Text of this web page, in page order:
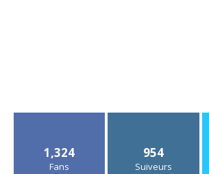
1,324
Fans
954
Suiveurs